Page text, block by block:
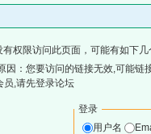
权限访问此页面，可能有如下几
因：您要访问的链接无效,可能链
员,请先登录论坛
登录
用户名